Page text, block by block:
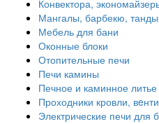
Конвектора,
Мангалы, барбекю,
Мебель для бани
Оконные блоки
Отопительные печи
Печи камины
Печное и каминное литье
Проходники кровли,
Электрические печи для